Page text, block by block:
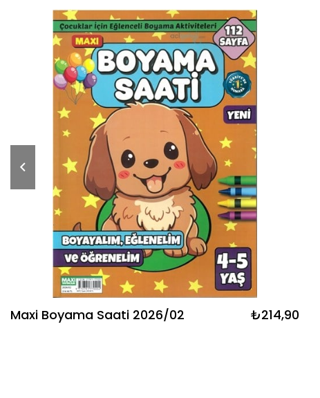
Maxi Boyama Saati 2026/02 ₺214,90